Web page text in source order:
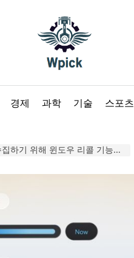
경제 과학 기술 스포츠
도우 리콜 기능을 시험할 예정이다.